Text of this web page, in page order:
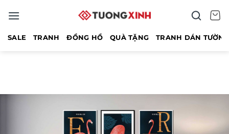
qua
SALE TRANH ĐỒNG HỒ QUÀ TẶNG TRANH DÁN